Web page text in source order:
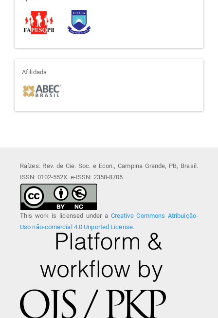
afiliada
Afilidada
Raízes: Rev. de Cie. Soc. e Econ., Campina Grande, PB, Brasil.
ISSN: 0102-552X. e-ISSN: 2358-8705.
This work is licensed under a Creative Commons Atribuição-
Uso não-comercial 4.0 Unported License.